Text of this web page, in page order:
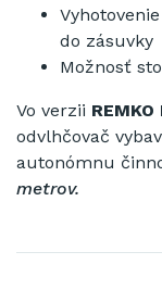
do zásuvky
Možnosť
Vo verzii REMKO
odvlhčovač
autonómnu
metrov.